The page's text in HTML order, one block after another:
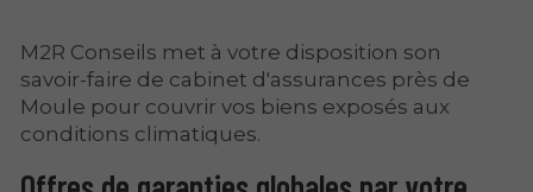
M2R Conseils met à votre disposition son
savoir-faire de cabinet d'assurances près de
Moule pour couvrir vos biens exposés aux
conditions climatiques.